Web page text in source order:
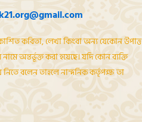
কবিতা, লেখা কিংবা অন্য যেকোন উপাত্ত
অন্তর্ভূক্ত করা হয়েছে। যদি কোন ব্যক্তি
বলেন তাহলে নান্দনিক কর্তৃপক্ষ তা